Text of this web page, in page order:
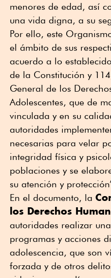
menores de edad, así
una vida digna, a su
Por ello, este
el ámbito de sus
acuerdo a lo
de la Constitución y
General de los
Adolescentes, que de
vinculada y en su
autoridades
necesarias para velar
integridad física y
poblaciones y se
su atención y
En el documento, la
los Derechos
autoridades realizar
programas y acciones
adolescencia, que son
forzada y de otros